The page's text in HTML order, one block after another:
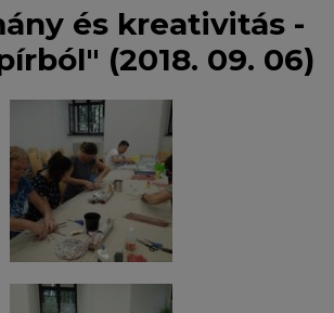
és kreativitás -
(2018. 09. 06)